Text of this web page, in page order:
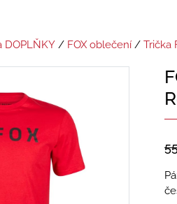
DOPLŇKY/ FOX oblečení/ Trička